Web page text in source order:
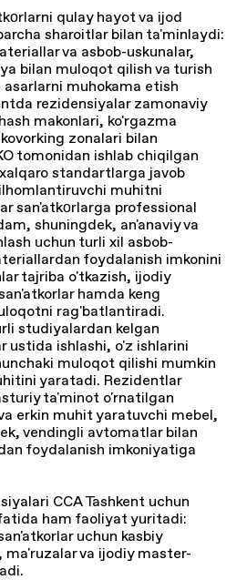
qulay hayot va ijod
sharoitlar bilan ta'minlaydi:
va asbob-uskunalar,
bilan muloqot qilish va turish
muhokama etish
rezidensiyalar zamonaviy
makonlari, ko'rgazma
zonalari bilan
tomonidan ishlab chiqilgan
standartlarga javob
muhitni
san'atkоrlarga professional
shuningdek, an'anaviy va
uchun turli xil asbob-
foydalanish imkonini
tajriba o'tkazish, ijodiy
hamda keng
rag'batlantiradi.
studiyalardan kelgan
ustida ishlashi, o'z ishlarini
muloqot qilishi mumkin
yaratadi. Rezidentlar
ta'minot o'rnatilgan
erkin muhit yaratuvchi mebel,
vendingli avtomatlar bilan
foydalanish imkoniyatiga
CCA Tashkent uchun
ham faoliyat yuritadi:
uchun kasbiy
va ijodiy master-